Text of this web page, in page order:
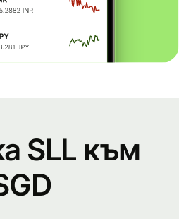
SLL към